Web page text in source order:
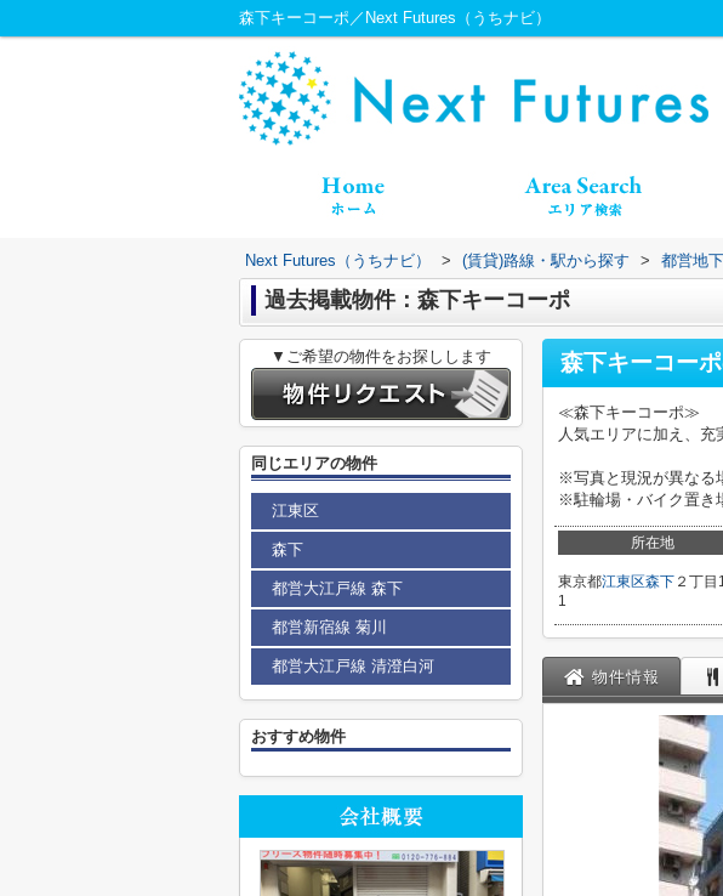
森下キーコーポ／Next Futures（うちナビ）
Next Futures（うちナビ） > (賃貸)路線・駅から探す > 都営地
過去掲載物件：森下キーコーポ
森下キーコーポ
≪森下キーコーポ≫
人気エリアに加え、充
※写真と現況が異なる
※駐輪場・バイク置き
所在地
東京都江東区森下 ２丁目
1
物件情報
▼ご希望の物件をお探しします
同じエリアの物件
江東区
森下
都営大江戸線 森下
都営新宿線 菊川
都営大江戸線 清澄白河
おすすめ物件